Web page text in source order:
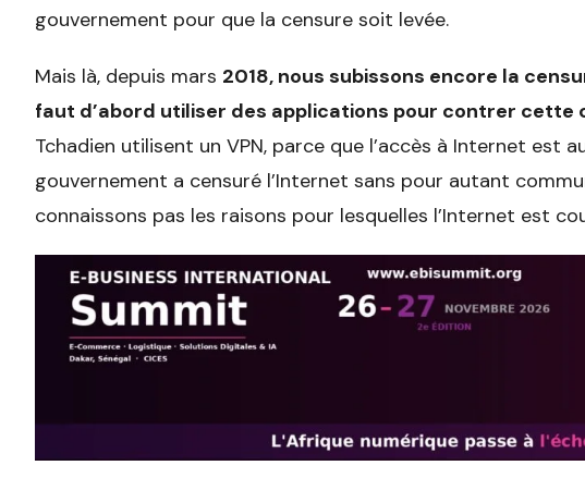
gouvernement pour que la censure soit levée.
Mais là, depuis mars 2018, nous subissons encore la
faut d’abord utiliser des applications pour contrer cette
Tchadien utilisent un VPN, parce que l’accès à Internet est
gouvernement a censuré l’Internet sans pour autant
connaissons pas les raisons pour lesquelles l’Internet est